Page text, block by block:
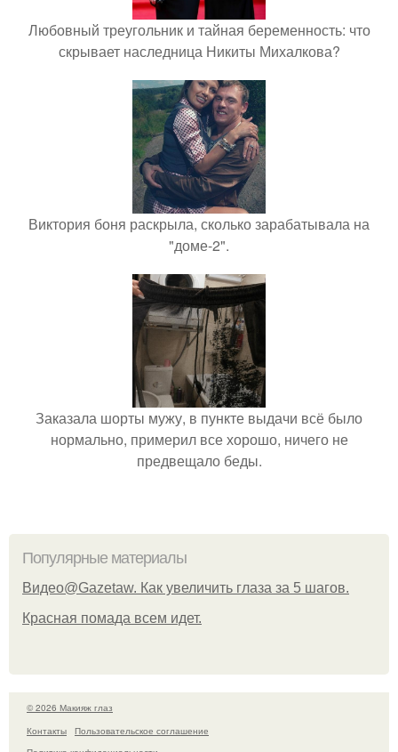
Любовный треугольник и тайная беременность: что
скрывает наследница Никиты Михалкова?
Виктория боня раскрыла, сколько зарабатывала на
"доме-2".
Заказала шорты мужу, в пункте выдачи всё было
нормально, примерил все хорошо, ничего не
предвещало беды.
Популярные материалы
Видео@Gazetaw. Как увеличить глаза за 5 шагов.
Красная помада всем идет.
© 2026 Макияж глаз
Контакты
Пользовательское соглашение